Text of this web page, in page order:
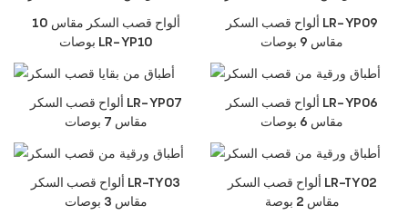
ألواح قصب السكر مقاس 10
بوصات LR-YP10
ألواح قصب السكر LR-YP09
مقاس 9 بوصات
ألواح قصب السكر LR-YP07
مقاس 7 بوصات
ألواح قصب السكر LR-YP06
مقاس 6 بوصات
ألواح قصب السكر LR-TY03
مقاس 3 بوصات
ألواح قصب السكر LR-TY02
مقاس 2 بوصة